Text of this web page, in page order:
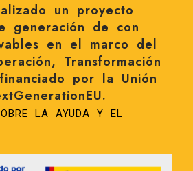
un proyecto
generación de con
en el marco del
Transformación
por la Unión
LA AYUDA Y EL